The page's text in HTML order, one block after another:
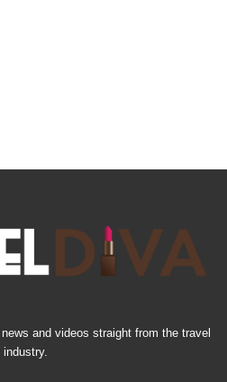
and videos straight from the travel
industry.